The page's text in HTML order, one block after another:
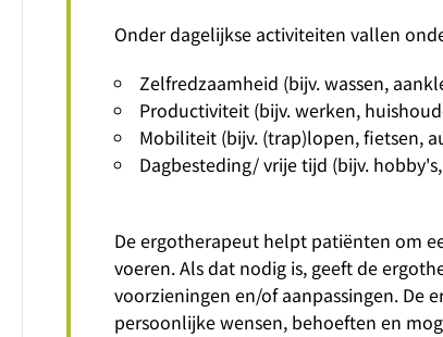
Onder dagelijkse activiteiten vallen
Zelfredzaamheid (bijv. wassen,
Productiviteit (bijv. werken,
Mobiliteit (bijv. (trap)lopen, fietsen,
Dagbesteding/ vrije tijd (bijv.
De ergotherapeut helpt patiënten om
voeren. Als dat nodig is, geeft de
voorzieningen en/of aanpassingen.
persoonlijke wensen, behoeften en